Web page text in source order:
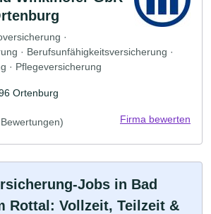
·
· Berufsunfähigkeitsversicherung ·
· Pflegeversicherung
Ortenburg
Firma bewerten
Jobs in Bad
Rottal: Vollzeit, Teilzeit &